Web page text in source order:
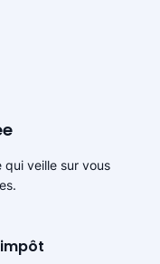
veille sur vous